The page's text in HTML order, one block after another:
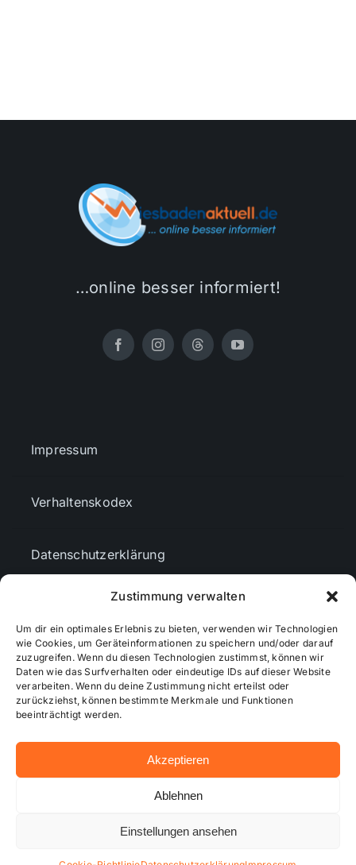
Zustimmung verwalten
Um dir ein optimales Erlebnis zu bieten, verwenden wir Technologien
wie Cookies, um Geräteinformationen zu speichern und/oder darauf
zuzugreifen. Wenn du diesen Technologien zustimmst, können wir
Daten wie das Surfverhalten oder eindeutige IDs auf dieser Website
verarbeiten. Wenn du deine Zustimmung nicht erteilst oder
zurückziehst, können bestimmte Merkmale und Funktionen
beeinträchtigt werden.
Akzeptieren
Ablehnen
Einstellungen ansehen
…online besser informiert!
Impressum
Verhaltenskodex
Datenschutzerklärung
Cookie-Richtlinie (EU)
Mediendaten
© 2026 - Wiesbadenaktuell ...online besser informiert!